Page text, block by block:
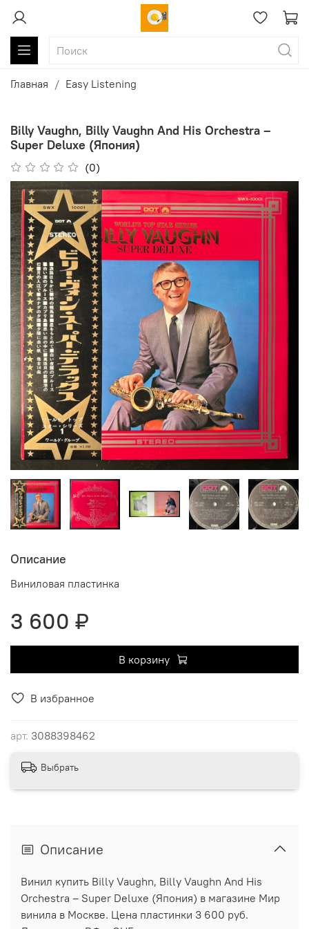
Главная Easy Listening
Billy Vaughn, Billy Vaughn And His Orchestra ‎–
Super Deluxe (Япония)
(0)
В избранное
арт. 3088398462
Описание
Виниловая пластинка
3 600 ₽
В корзину
Выбрать
Описание
Винил купить Billy Vaughn, Billy Vaughn And His
Orchestra ‎– Super Deluxe (Япония) в магазине Мир
винила в Москве. Цена пластинки 3 600 руб.